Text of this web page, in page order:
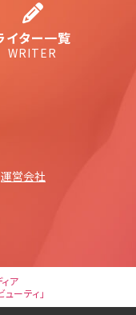
イター一覧
WRITER
運営会社
ア
ーティ」